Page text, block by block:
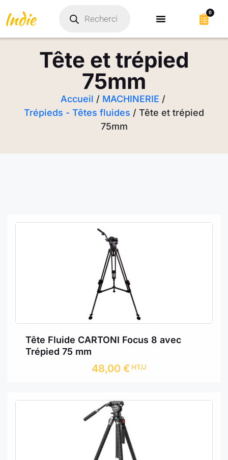
0
Tête et trépied
75mm
Accueil / MACHINERIE /
Trépieds - Têtes fluides / Tête et trépied
75mm
Tête Fluide CARTONI Focus 8 avec
Trépied 75 mm
48,00 € HT/J